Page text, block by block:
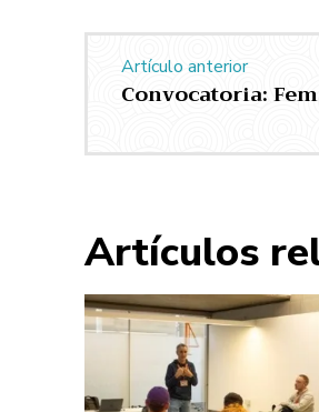
Artículo anterior
Convocatoria:
Artículos